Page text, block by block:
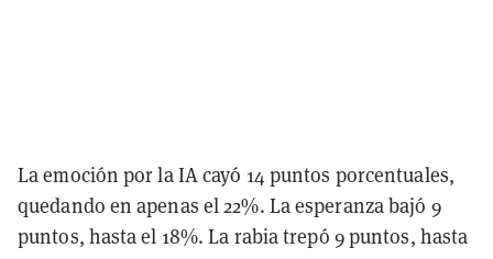
La emoción por la IA cayó 14 puntos porcentuales,
quedando en apenas el 22%. La esperanza bajó 9
puntos, hasta el 18%. La rabia trepó 9 puntos, hasta